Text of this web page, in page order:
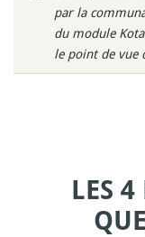
par la
du module
le point de vue
LES 4